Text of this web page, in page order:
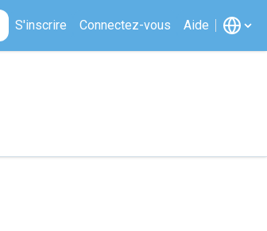
S'inscrire Connectez-vous Aide